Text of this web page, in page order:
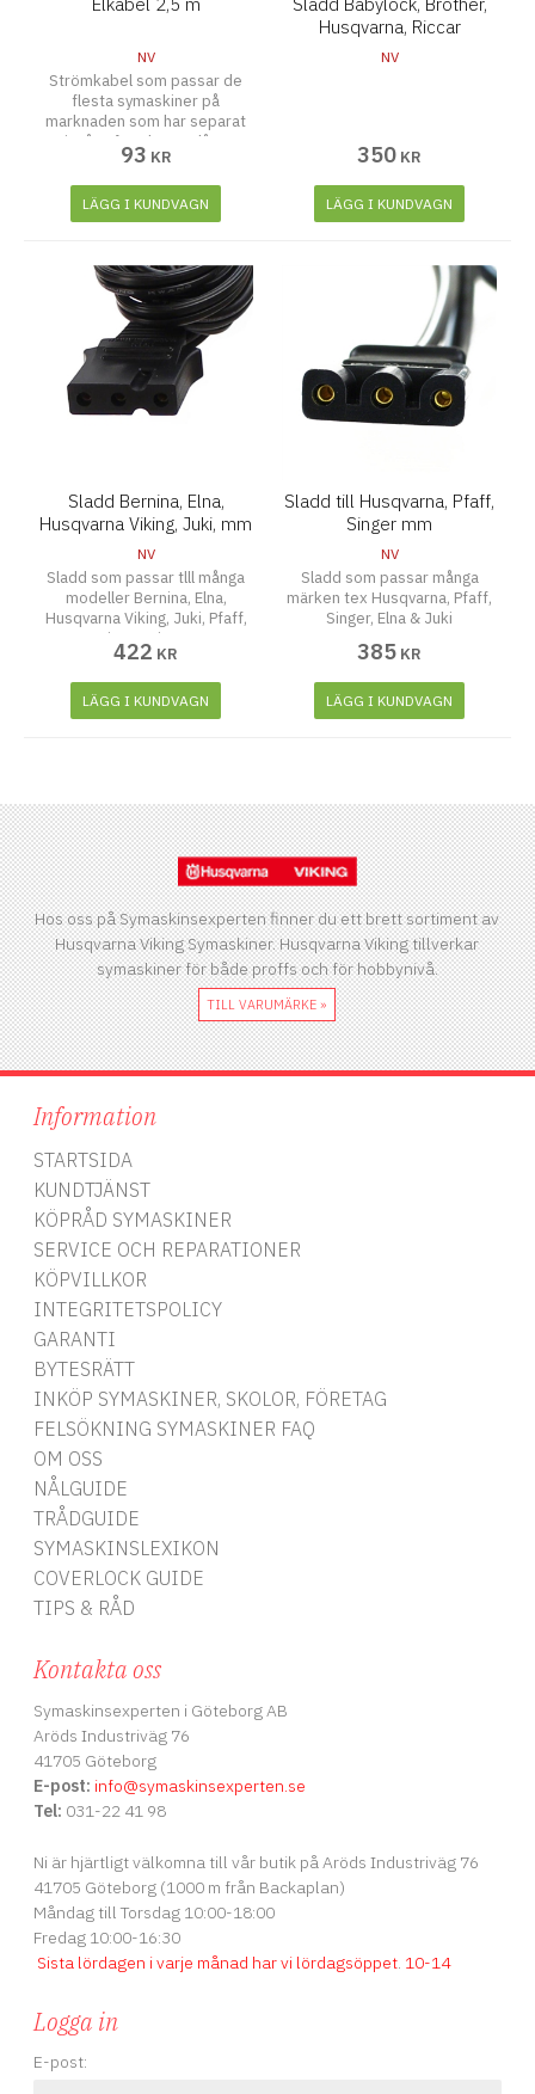
NV
Strömkabel som passar de
flesta symaskiner på
marknaden som har separat
ingång för el 2,5 m lång
93 KR
LÄGG I KUNDVAGN
Husqvarna, Riccar
NV
350 KR
LÄGG I KUNDVAGN
Sladd Bernina, Elna,
Husqvarna Viking, Juki, mm
NV
Sladd som passar tlll många
modeller Bernina, Elna,
Husqvarna Viking, Juki, Pfaff,
Riccar, Singer
422 KR
LÄGG I KUNDVAGN
Sladd till Husqvarna, Pfaff,
Singer mm
NV
Sladd som passar många
märken tex Husqvarna, Pfaff,
Singer, Elna & Juki
385 KR
LÄGG I KUNDVAGN
Hos oss på Symaskinsexperten finner du ett brett sortiment av
Husqvarna Viking Symaskiner. Husqvarna Viking tillverkar
symaskiner för både proffs och för hobbynivå.
TILL VARUMÄRKE »
Information
STARTSIDA
KUNDTJÄNST
KÖPRÅD SYMASKINER
SERVICE OCH REPARATIONER
KÖPVILLKOR
INTEGRITETSPOLICY
GARANTI
BYTESRÄTT
INKÖP SYMASKINER, SKOLOR, FÖRETAG
FELSÖKNING SYMASKINER FAQ
OM OSS
NÅLGUIDE
TRÅDGUIDE
SYMASKINSLEXIKON
COVERLOCK GUIDE
TIPS & RÅD
Kontakta oss
Symaskinsexperten i Göteborg AB
Aröds Industriväg 76
41705 Göteborg
E-post: info@symaskinsexperten.se
Tel: 031-22 41 98
Ni är hjärtligt välkomna till vår butik på Aröds Industriväg 76
41705 Göteborg (1000 m från Backaplan)
Måndag till Torsdag 10:00-18:00
Fredag 10:00-16:30
Sista lördagen i varje månad har vi lördagsöppet. 10-14
Logga in
E-post: